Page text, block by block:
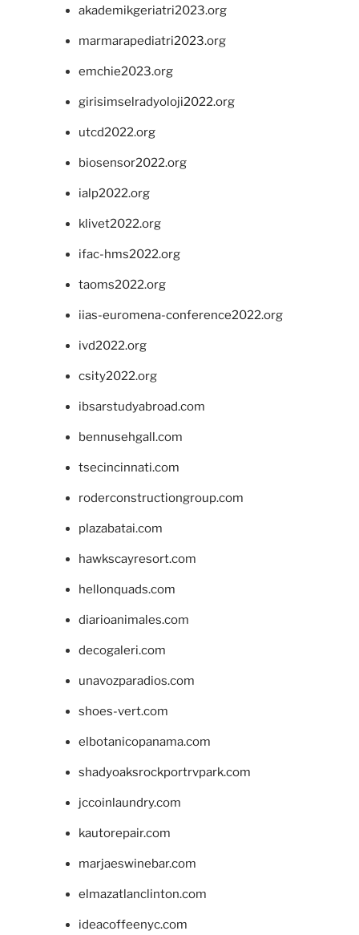
akademikgeriatri2023.org
marmarapediatri2023.org
emchie2023.org
girisimselradyoloji2022.org
utcd2022.org
biosensor2022.org
ialp2022.org
klivet2022.org
ifac-hms2022.org
taoms2022.org
iias-euromena-conference2022.org
ivd2022.org
csity2022.org
ibsarstudyabroad.com
bennusehgall.com
tsecincinnati.com
roderconstructiongroup.com
plazabatai.com
hawkscayresort.com
hellonquads.com
diarioanimales.com
decogaleri.com
unavozparadios.com
shoes-vert.com
elbotanicopanama.com
shadyoaksrockportrvpark.com
jccoinlaundry.com
kautorepair.com
marjaeswinebar.com
elmazatlanclinton.com
ideacoffeenyc.com